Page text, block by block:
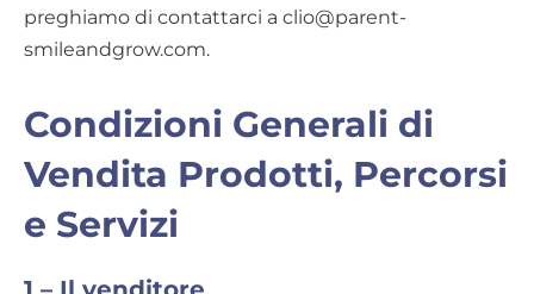
preghiamo di contattarci a clio@parent-
smileandgrow.com.
Condizioni Generali di
Vendita Prodotti, Percorsi
e Servizi